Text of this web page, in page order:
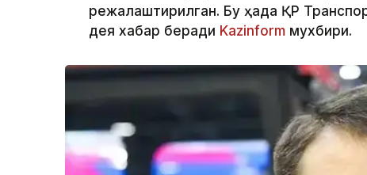
режалаштирилган. Бу ҳақда ҚР
дея хабар беради Kazinform мухбири.